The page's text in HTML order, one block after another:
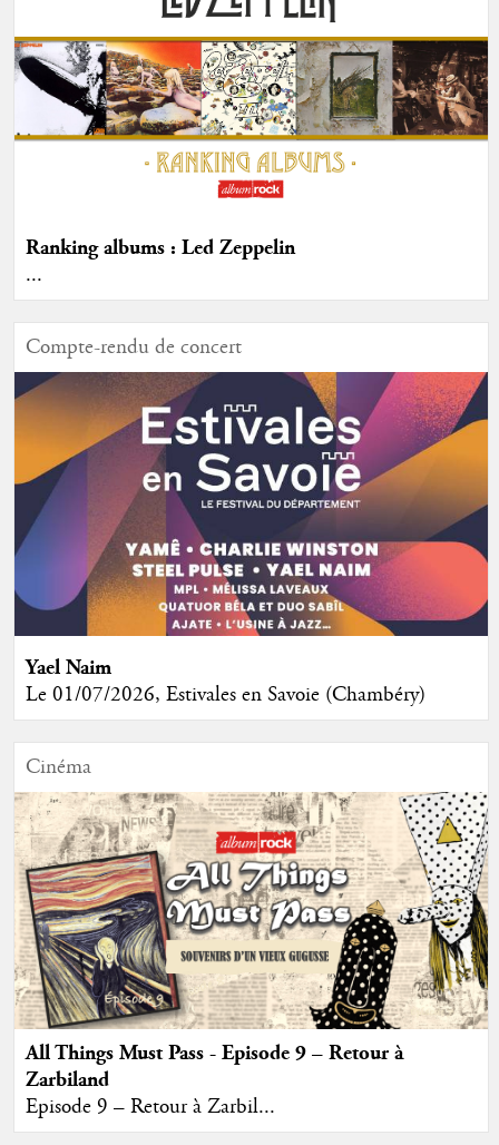
Ranking albums : Led Zeppelin
...
Compte-rendu de concert
Yael Naim
Le 01/07/2026, Estivales en Savoie (Chambéry)
Cinéma
All Things Must Pass - Episode 9 – Retour à
Zarbiland
Episode 9 – Retour à Zarbil...